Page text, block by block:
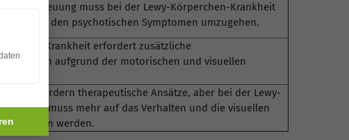
Betreuung muss bei der Lewy-Körperchen-Krankheit
um mit den psychotischen Symptomen umzugehen.
Krankheit erfordert zusätzliche
aufgrund der motorischen und visuellen
erfordern therapeutische Ansätze, aber bei der Lewy-
muss mehr auf das Verhalten und die visuellen
werden.